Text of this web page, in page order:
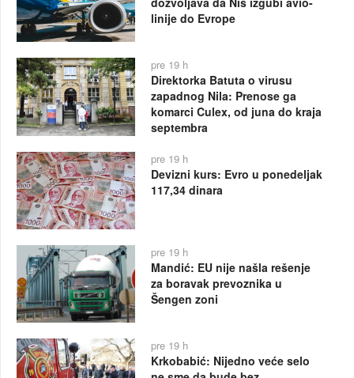
linije do Evrope
pre 19 h
Direktorka Batuta o virusu
zapadnog Nila: Prenose ga
komarci Culex, od juna do kraja
septembra
pre 19 h
Devizni kurs: Evro u ponedeljak
117,34 dinara
pre 19 h
Mandić: EU nije našla rešenje
za boravak prevoznika u
Šengen zoni
pre 19 h
Krkobabić: Nijedno veće selo